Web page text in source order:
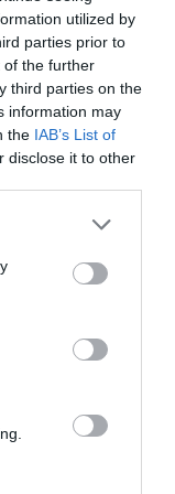
utilized by
parties prior to
of the further
third parties on the
information may
the IAB’s List of
disclose it to other
or more Google
You may click to
party tags to
in below Google
tipikus római
Praetoria
a fórumok,
ma is látható.
az
híd és
lett, akik a
kulturális
kolostort.
de